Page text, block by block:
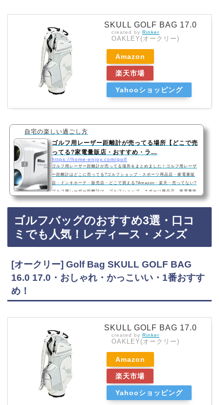
SKULL GOLF BAG 17.0
created by Rinker
OAKLEY(オークリー)
Amazon
楽天市場
Yahooショッピング
自宅の楽しい過ごし方
ゴルフ用レーザー距離計が売ってる場所【どこで売
ってる?家電量販店・おすすめ・ラ…
https://home-enjoy.com/golf
ゴルフ用レーザー距離計が売ってる場所をまとめました！ゴルフ用レーザ
ー距離計はどこに売ってる?ゴルフショップ・スポーツ用品店・家電量販
店・ドンキホーテ・販売店・どこで買える?Amazon・楽天・売ってない?
ゴルフ用レーザー距離計は、ゴルフショップ、スポーツ用品店、家電量販
店、ドンキホーテなどに売っています！店舗によっては売ってない店もあ
るので、Amazonや楽天でもゴルフ用レーザー距離計がお得に買えておす
すめです！ゴルフ用レーザー距離計のおすすめランキングトップ3・口コミ
でも人気！1位：Nikon ゴルフ用レーザー距…
ゴルフバッグのおすすめ3選・口コ
ミでも人気！レディース・メンズ
[オークリー] Golf Bag SKULL GOLF BAG
16.0 17.0・おしゃれ・かっこいい・1番おすす
め！
SKULL GOLF BAG 17.0
created by Rinker
OAKLEY(オークリー)
Amazon
楽天市場
Yahooショッピング